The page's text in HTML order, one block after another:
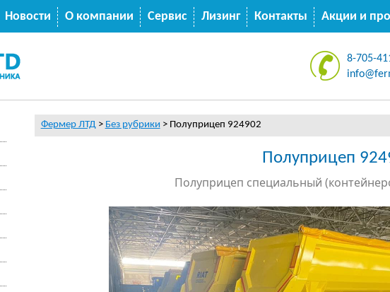
Новости О компании Сервис Лизинг Контакты Акции и
8-705-
Фермер ЛТД> Без рубрики > Полуприцеп 924902
Полуприцеп
Полуприцеп специальный